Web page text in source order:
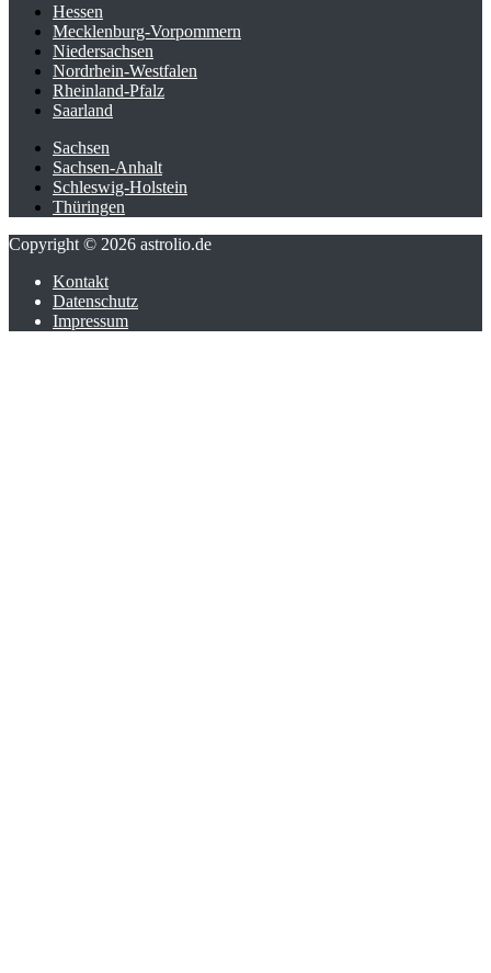
Hessen
Mecklenburg-Vorpommern
Niedersachsen
Nordrhein-Westfalen
Rheinland-Pfalz
Saarland
Sachsen
Sachsen-Anhalt
Schleswig-Holstein
Thüringen
Copyright © 2026 astrolio.de
Kontakt
Datenschutz
Impressum